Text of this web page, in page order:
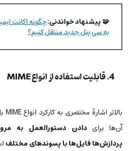
🧩 پیشنهاد خواندنی:چگونه اکانت
به سی پنل جدید منتقل کنیم؟
4. قابلیت استفاده از انواع MIME
آن‌ها برای دادن دستورالعمل به
پردازش‌ها فایل‌هابا پسوندهای مختلف